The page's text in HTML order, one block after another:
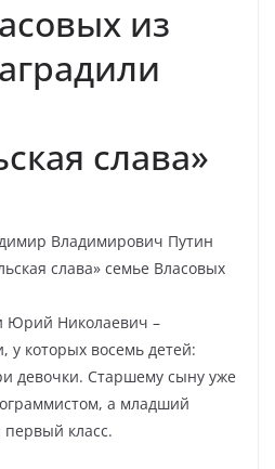
из
слава»
Владимирович Путин
слава» семье Власовых
Юрий Николаевич –
у которых восемь детей:
девочки. Старшему сыну уже
а младший
первый класс.